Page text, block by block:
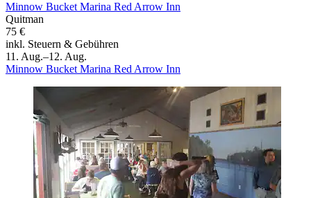
Minnow Bucket Marina Red Arrow Inn
Quitman
75 €
inkl. Steuern & Gebühren
11. Aug.–12. Aug.
Minnow Bucket Marina Red Arrow Inn